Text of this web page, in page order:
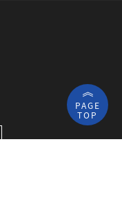
》
PAGE
TOP